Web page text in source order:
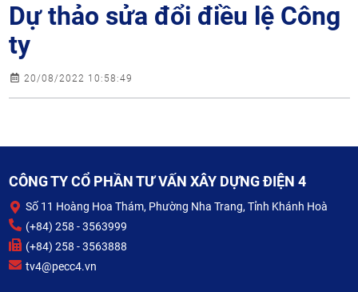
Dự thảo sửa đổi điều lệ Công
ty
20/08/2022 10:58:49
CÔNG TY CỔ PHẦN TƯ VẤN XÂY DỰNG ĐIỆN 4
Số 11 Hoàng Hoa Thám, Phường Nha Trang, Tỉnh Khánh Hoà
(+84) 258 - 3563999
(+84) 258 - 3563888
tv4@pecc4.vn